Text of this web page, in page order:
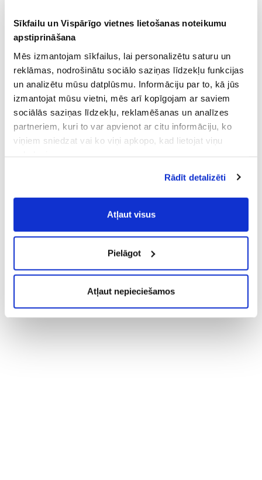
Sīkfailu un Vispārīgo vietnes lietošanas noteikumu
apstiprināšana
Mēs izmantojam sīkfailus, lai personalizētu saturu un
reklāmas, nodrošinātu sociālo saziņas līdzekļu funkcijas
un analizētu mūsu datplūsmu. Informāciju par to, kā jūs
izmantojat mūsu vietni, mēs arī kopīgojam ar saviem
sociālās saziņas līdzekļu, reklamēšanas un analīzes
partneriem, kuri to var apvienot ar citu informāciju, ko
viņiem sniedzat vai ko viņi apkopo, kad lietojat viņu
Vispārīgiem vietnes lietošanas
noteikumiem(saīsināti - VVLN).
Rādīt detalizēti
Atļaut visus
Pielāgot
Atļaut nepieciešamos